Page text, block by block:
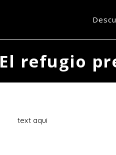
El refugio
text aqui